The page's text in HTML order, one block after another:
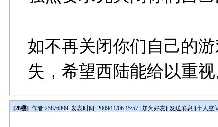
如不再关闭你们自己的
失，希望西陆能给以重
[28楼] 作者:25876809 发表时间: 2009/11/06 15:57 [加为好友][发送消息][个人空